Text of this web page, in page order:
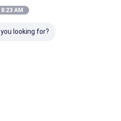
8:23 AM
looking for?